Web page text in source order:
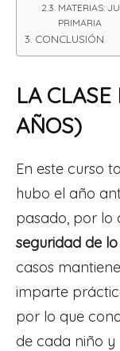
MATERIAS:
PRIMARIA
CONCLUSIÓN
LA
AÑOS)
En este curso
hubo el año
pasado, por lo
seguridad de
casos
imparte
por lo que
de cada niño y